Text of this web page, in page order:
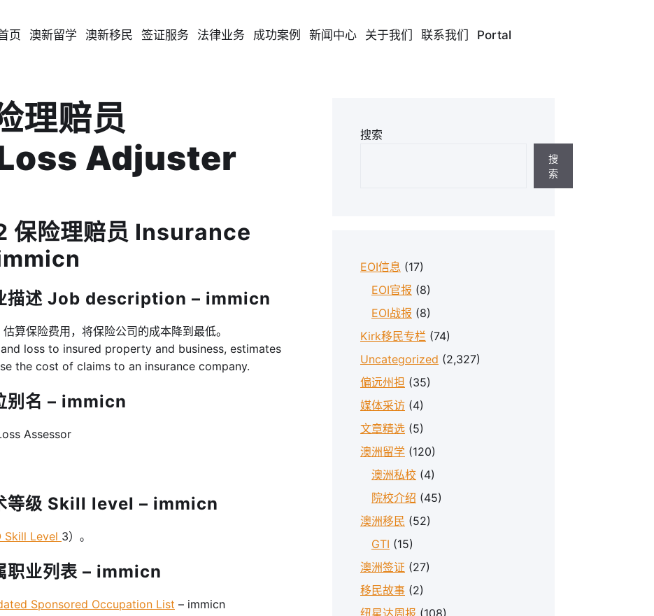
页 澳新留学 澳新移民 签证服务 法律业务 成功案例 新闻中心 关于我们 联系我们 Portal
理赔员
Adjuster
保险理赔员 Insurance
描述 Job description – immicn
算保险费用，将保险公司的成本降到最低。
loss to insured property and business, estimates
the cost of claims to an insurance company.
别名 – immicn
Assessor
等级 Skill level – immicn
Skill Level 3）。
职业列表 – immicn
Sponsored Occupation List – immicn
搜索
搜
索
EOI信息 (17)
EOI官报 (8)
EOI战报 (8)
Kirk移民专栏 (74)
Uncategorized (2,327)
偏远州担 (35)
媒体采访 (4)
文章精选 (5)
澳洲留学 (120)
澳洲私校 (4)
院校介绍 (45)
澳洲移民 (52)
GTI (15)
澳洲签证 (27)
移民故事 (2)
纽星达周报 (108)